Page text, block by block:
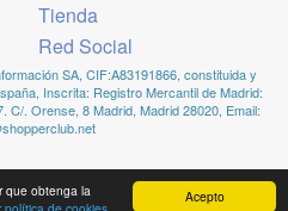
Acepto
que obtenga la
Tienda
Red Social
SA, CIF:A83191866, constituida y
Inscrita: Registro Mercantil de Madrid:
C/. Orense, 8 Madrid, Madrid 28020, Email: